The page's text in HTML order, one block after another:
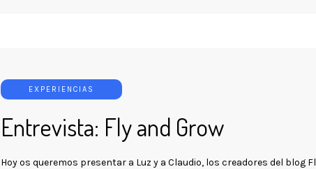
EXPERIENCIAS
Entrevista: Fly and Grow
Hoy os queremos presentar a Luz y a Claudio, los creadores del blog